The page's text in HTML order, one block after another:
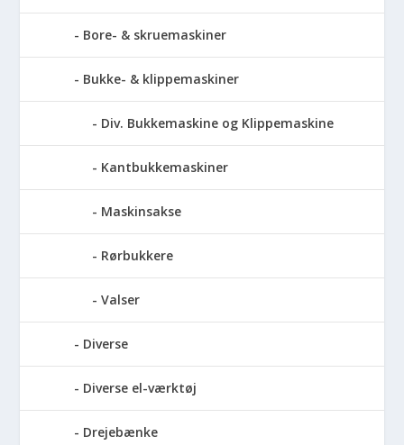
Bore- & skruemaskiner
Bukke- & klippemaskiner
Div. Bukkemaskine og Klippemaskine
Kantbukkemaskiner
Maskinsakse
Rørbukkere
Valser
Diverse
Diverse el-værktøj
Drejebænke